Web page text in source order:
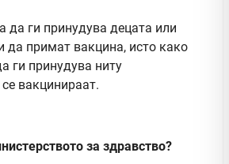
да ги принудува децата или
да примат вакцина, исто како
ги принудува ниту
вакцинираат.
за здравство?